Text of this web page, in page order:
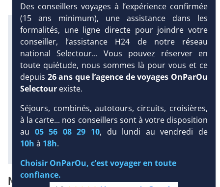
DEMANDE
D’INFORMATIONS
RÉSERVATION
Infos météo :
30 °C
2 mm
22 °C
Infos plages :
Dist. Distance:
500 m
Long.
Longueur:
1.3 km
Équipement :
Infos golfs :
Distance depuis l'hôtel : 3 km
NOTRE AVIS
Des conseillers voyages à l’expérience confirmée
(15 ans minimum), une assistance dans les
formalités, une ligne directe pour joindre votre
conseiller, l’assistance H24 de notre réseau
national Selectour... Vous pouvez réserver en
toute quiétude, nous sommes là pour vous et ce
depuis 26 ans que l’agence de voyages OnParOu
Selectour existe.
Séjours, combinés, autotours, circuits, croisières,
à la carte... nos conseillers sont à votre disposition
au 05 56 08 29 10, du lundi au vendredi de
10h à 18h.
Choisir OnParOu, c’est voyager en toute
confiance.